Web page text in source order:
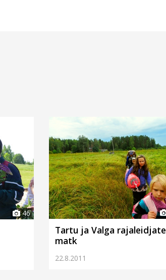
46
Tartu ja Valga rajaleidjate
matk
22.8.2011